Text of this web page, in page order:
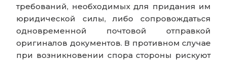
требований, необходимых для придания им
юридической силы, либо сопровождаться
одновременной почтовой отправкой
оригиналов документов. В противном случае
при возникновении спора стороны рискуют